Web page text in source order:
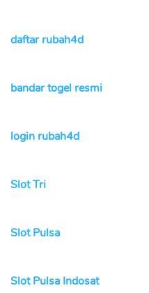
daftar rubah4d
bandar togel resmi
login rubah4d
Slot Tri
Slot Pulsa
Slot Pulsa Indosat